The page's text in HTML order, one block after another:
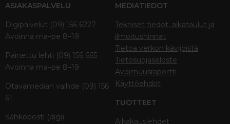
ASIAKASPALVELU
Digipalvelut (09) 156 6227
Avoinna ma–pe 8–19
Painettu lehti (09) 156 665
Avoinna ma–pe 8–19
Otavamedian vaihde (09) 156
61
Sähköposti (digi)
MEDIATIEDOT
Tekniset tiedot, aikataulut ja
ilmoitushinnat
Tietoa verkon kävijöistä
Tietosuojaseloste
Avoimuusraportti
Käyttöehdot
TUOTTEET
Aikakauslehdet